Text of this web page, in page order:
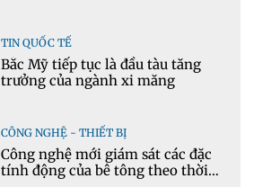
TIN QUỐC TẾ
Bắc Mỹ tiếp tục là đầu tàu tăng
trưởng của ngành xi măng
CÔNG NGHỆ - THIẾT BỊ
Công nghệ mới giám sát các đặc
tính động của bê tông theo thời